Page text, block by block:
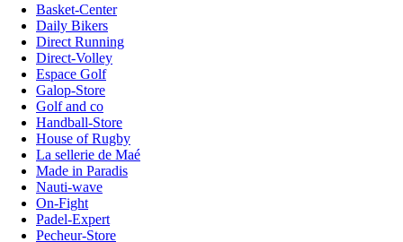
Basket-Center
Daily Bikers
Direct Running
Direct-Volley
Espace Golf
Galop-Store
Golf and co
Handball-Store
House of Rugby
La sellerie de Maé
Made in Paradis
Nauti-wave
On-Fight
Padel-Expert
Pecheur-Store